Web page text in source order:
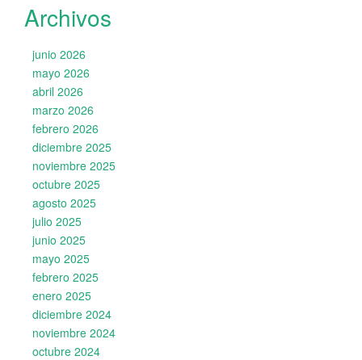
Archivos
junio 2026
mayo 2026
abril 2026
marzo 2026
febrero 2026
diciembre 2025
noviembre 2025
octubre 2025
agosto 2025
julio 2025
junio 2025
mayo 2025
febrero 2025
enero 2025
diciembre 2024
noviembre 2024
octubre 2024